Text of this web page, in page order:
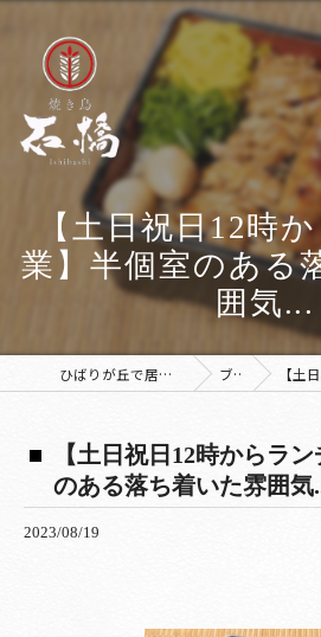
【土日祝日12時
業】半個室のある
囲気...
ひばりが丘で居酒屋なら焼き鳥 石橋 ブログ 【土日祝
【土日祝日12時からラ
のある落ち着いた雰囲気
2023/08/19